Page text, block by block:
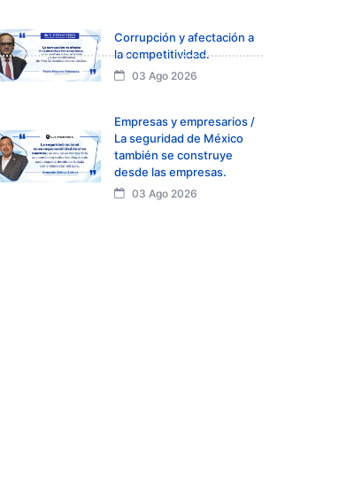
Corrupción y afectación a
la competitividad.
03 Ago 2026
Empresas y empresarios /
La seguridad de México
también se construye
desde las empresas.
03 Ago 2026